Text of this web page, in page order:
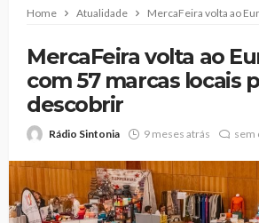
Home Atualidade MercaFeira volta ao
MercaFeira volta ao
com 57 marcas locais
descobrir
Rádio Sintonia 9 meses atrás sem